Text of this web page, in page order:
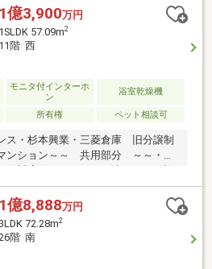
1億3,900万円
1SLDK 57.09m2
11階 西
モニタ付インターホ
ン
浴室乾燥機
所有権 ペット相談可
ス・杉本興業・三菱倉庫 旧分譲制
ンション～～ 共用部分 ～～・オ
ム対応エントランス・防犯カメラ設
風除室、エレベーター内等）・ダブ
ステム・コンシェルジュサービス導
を守るホテルライクな内廊下・展望
前利用予約必須）～～ キッチン設
乾燥機 ・浄水器一体型水栓・静
・ディスポーザー ・３口コンロ
1億8,888万円
3LDK 72.28m2
26階 南